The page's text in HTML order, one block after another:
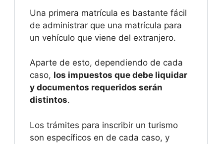
Una primera matrícula es bastante fácil
de administrar que una matrícula para
un vehículo que viene del extranjero.
Aparte de esto, dependiendo de cada
caso, los impuestos que debe liquidar
y documentos requeridos serán
distintos.
Los trámites para inscribir un turismo
son específicos en de cada caso, y